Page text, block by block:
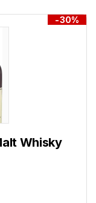
-30%
Whisky